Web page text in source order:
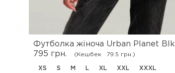
Футболка жіноча Urban Planet Blk
795 грн.
(Кешбек 79.5 грн.)
XS S M L XL XXL XXXL